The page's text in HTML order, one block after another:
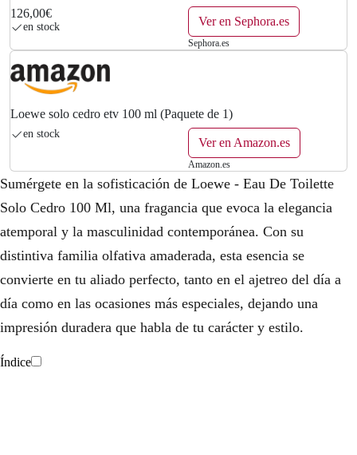
126,00€
en stock Ver en Sephora.es
Sephora.es
Loewe solo cedro etv 100 ml (Paquete de 1)
en stock
Ver en Amazon.es
Amazon.es
Sumérgete en la sofisticación de Loewe - Eau De Toilette
Solo Cedro 100 Ml, una fragancia que evoca la elegancia
atemporal y la masculinidad contemporánea. Con su
distintiva familia olfativa amaderada, esta esencia se
convierte en tu aliado perfecto, tanto en el ajetreo del día a
día como en las ocasiones más especiales, dejando una
impresión duradera que habla de tu carácter y estilo.
Índice